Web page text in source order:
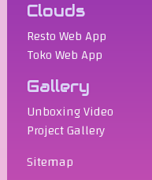
Clouds
Resto Web App
Toko Web App
Gallery
Unboxing Video
Project Gallery
Sitemap